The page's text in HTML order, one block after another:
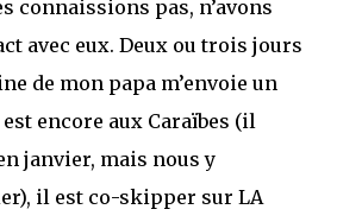
connaissions pas, n’avons
avec eux. Deux ou trois jours
de mon papa m’envoie un
encore aux Caraïbes (il
janvier, mais nous y
il est co-skipper sur LA